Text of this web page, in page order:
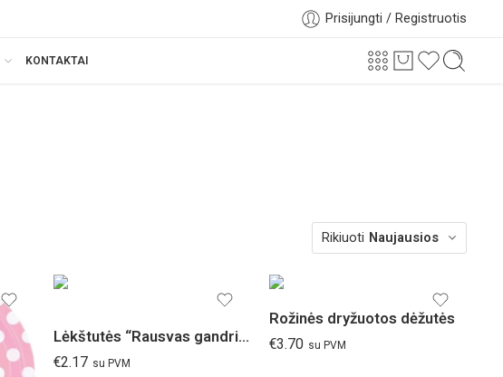
Prisijungti / Registruotis
KONTAKTAI
Rikiuoti Naujausios
Lėkštutės “Rausvas gandriukas”
€2.17 su PVM
Rožinės dryžuotos dėžutės
€3.70 su PVM